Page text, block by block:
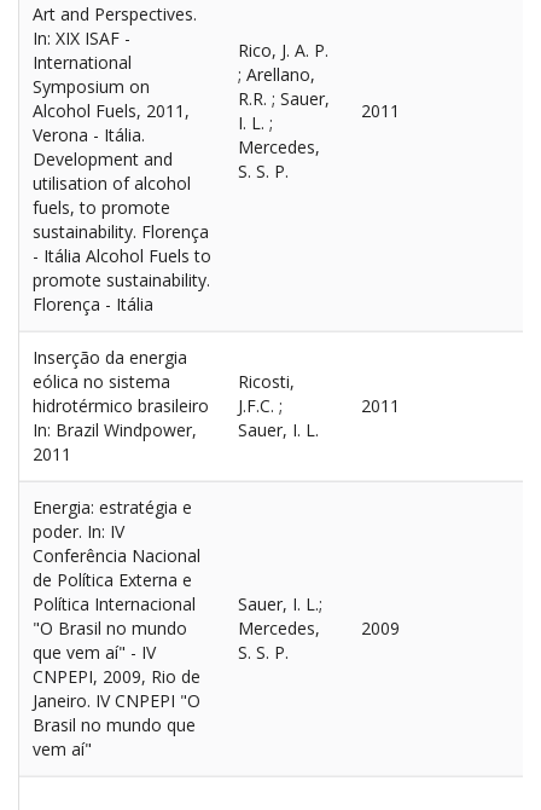
Art and Perspectives.
In: XIX ISAF -
International
Symposium on
Alcohol Fuels, 2011,
Verona - Itália.
Development and
utilisation of alcohol
fuels, to promote
sustainability. Florença
- Itália Alcohol Fuels to
promote sustainability.
Florença - Itália
Rico, J. A. P.
; Arellano,
R.R. ; Sauer,
I. L. ;
Mercedes,
S. S. P.
2011
Inserção da energia
eólica no sistema
hidrotérmico brasileiro
In: Brazil Windpower,
2011
Ricosti,
J.F.C. ;
Sauer, I. L.
2011
Energia: estratégia e
poder. In: IV
Conferência Nacional
de Política Externa e
Política Internacional
"O Brasil no mundo
que vem aí" - IV
CNPEPI, 2009, Rio de
Janeiro. IV CNPEPI "O
Brasil no mundo que
vem aí"
Sauer, I. L.;
Mercedes,
S. S. P.
2009